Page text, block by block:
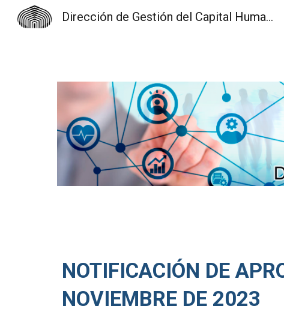
Skip
Dirección de Gestión del Capital Humano
NOTIFICACIÓN DE
NOVIEMBRE DE 2023